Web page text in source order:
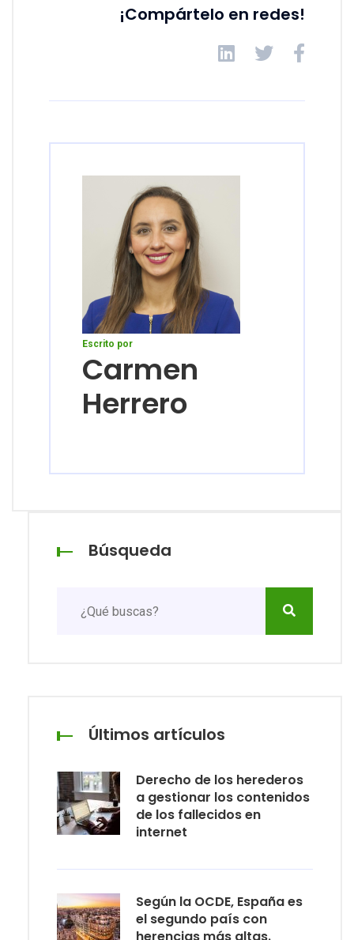
¡Compártelo en redes!
Escrito por
Carmen
Herrero
Búsqueda
Últimos artículos
Derecho de los herederos
a gestionar los contenidos
de los fallecidos en
internet
Según la OCDE, España es
el segundo país con